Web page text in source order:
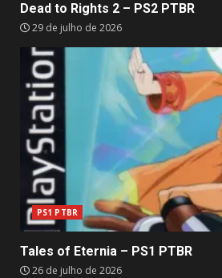
Dead to Rights 2 – PS2 PTBR
29 de julho de 2026
PS1 PTBR
Tales of Eternia – PS1 PTBR
26 de julho de 2026